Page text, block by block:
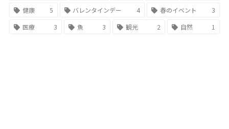
健康
5 バレンタインデー 4 春のイベント
3
医療
3 魚 3 観光 2 自然 1